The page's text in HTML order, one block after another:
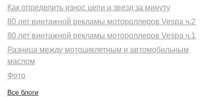
Как определить износ цепи и звезд за минуту
80 лет винтажной рекламы мотороллеров Vespa ч.2
80 лет винтажной рекламы мотороллеров Vespa ч.1
Разница между мотоциклетным и автомобильным
маслом
Фото
Все блоги